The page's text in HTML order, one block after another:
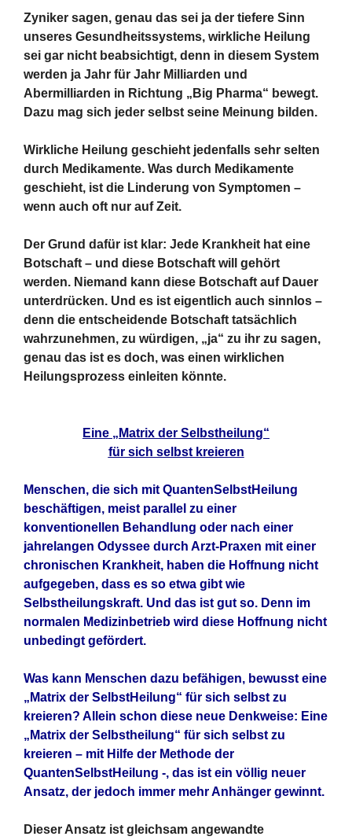
Zyniker sagen, genau das sei ja der tiefere Sinn
unseres Gesundheitssystems, wirkliche Heilung
sei gar nicht beabsichtigt, denn in diesem System
werden ja Jahr für Jahr Milliarden und
Abermilliarden in Richtung „Big Pharma“ bewegt.
Dazu mag sich jeder selbst seine Meinung bilden.
Wirkliche Heilung geschieht jedenfalls sehr selten
durch Medikamente. Was durch Medikamente
geschieht, ist die Linderung von Symptomen –
wenn auch oft nur auf Zeit.
Der Grund dafür ist klar: Jede Krankheit hat eine
Botschaft – und diese Botschaft will gehört
werden. Niemand kann diese Botschaft auf Dauer
unterdrücken. Und es ist eigentlich auch sinnlos –
denn die entscheidende Botschaft tatsächlich
wahrzunehmen, zu würdigen, „ja“ zu ihr zu sagen,
genau das ist es doch, was einen wirklichen
Heilungsprozess einleiten könnte.
Eine „Matrix der Selbstheilung“
für sich selbst kreieren
Menschen, die sich mit QuantenSelbstHeilung
beschäftigen, meist parallel zu einer
konventionellen Behandlung oder nach einer
jahrelangen Odyssee durch Arzt-Praxen mit einer
chronischen Krankheit, haben die Hoffnung nicht
aufgegeben, dass es so etwa gibt wie
Selbstheilungskraft. Und das ist gut so. Denn im
normalen Medizinbetrieb wird diese Hoffnung nicht
unbedingt gefördert.
Was kann Menschen dazu befähigen, bewusst eine
„Matrix der SelbstHeilung“ für sich selbst zu
kreieren? Allein schon diese neue Denkweise: Eine
„Matrix der Selbstheilung“ für sich selbst zu
kreieren – mit Hilfe der Methode der
QuantenSelbstHeilung -, das ist ein völlig neuer
Ansatz, der jedoch immer mehr Anhänger gewinnt.
Dieser Ansatz ist gleichsam angewandte